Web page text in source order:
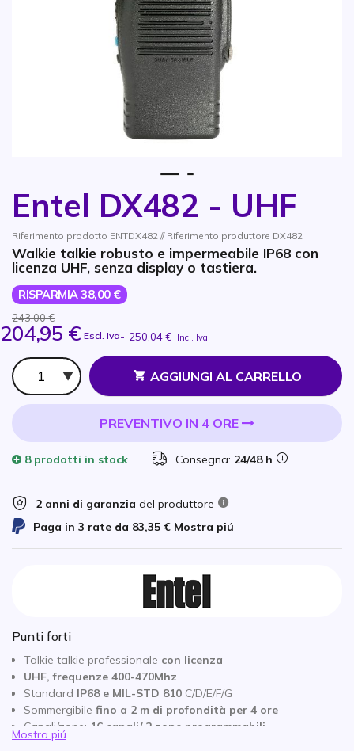
Entel DX482 - UHF
Riferimento prodotto ENTDX482 // Riferimento produttore DX482
Walkie talkie robusto e impermeabile IP68 con
licenza UHF, senza display o tastiera.
RISPARMIA 38,00 €
243,00 €
204,95 € Escl. Iva- 250,04 € Incl. Iva
Qtà
AGGIUNGI AL CARRELLO
PREVENTIVO IN 4 ORE
8 prodotti in stock Consegna: 24/48 h
2 anni di garanzia del produttore
Paga in 3 rate da 83,35 € Mostra piú
Punti forti
Talkie talkie professionale con licenza
UHF, frequenze 400-470Mhz
Standard IP68 e MIL-STD 810 C/D/E/F/G
Sommergibile fino a 2 m di profondità per 4 ore
Canali/zone: 16 canali/ 2 zone programmabili
Potenza di uscita: 5W
Mostra piú
Vai all'inizio della galleria di immagini